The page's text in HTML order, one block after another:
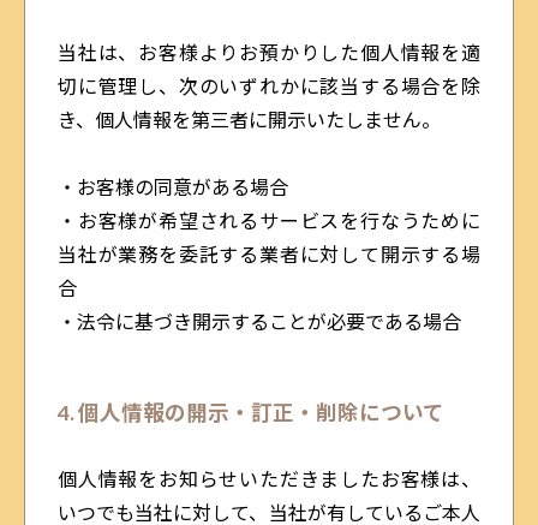
当社は、お客様よりお預かりした個人情報を適
切に管理し、次のいずれかに該当する場合を除
き、個人情報を第三者に開示いたしません。
・お客様の同意がある場合
・お客様が希望されるサービスを行なうために
当社が業務を委託する業者に対して開示する場
合
・法令に基づき開示することが必要である場合
4. 個人情報の開示・訂正・削除について
個人情報をお知らせいただきましたお客様は、
いつでも当社に対して、当社が有しているご本人